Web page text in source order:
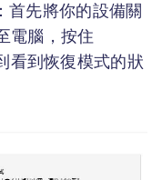
首先將你的設備關
電腦，按住
看到恢復模式的狀